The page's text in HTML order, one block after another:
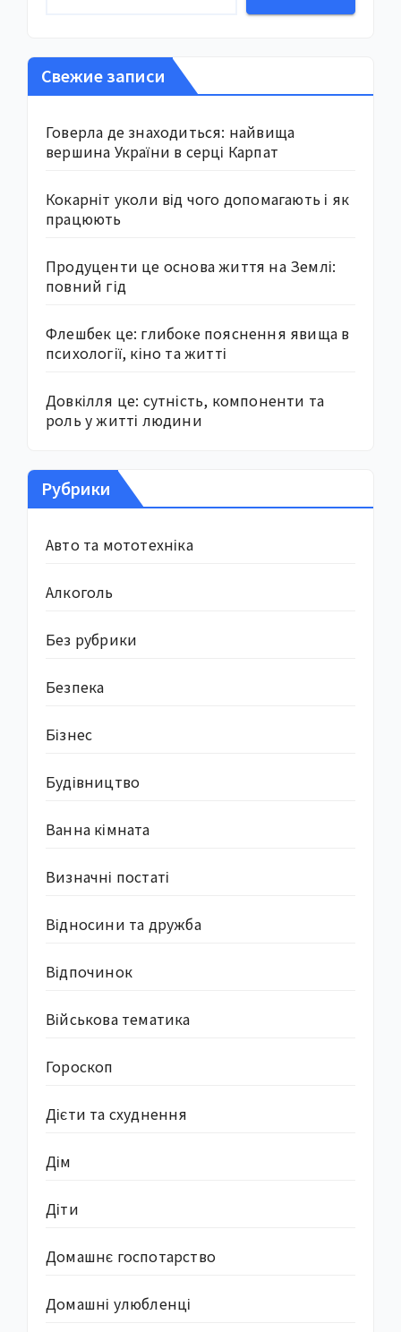
Свежие записи
Говерла де знаходиться: найвища
вершина України в серці Карпат
Кокарніт уколи від чого допомагають і як
працюють
Продуценти це основа життя на Землі:
повний гід
Флешбек це: глибоке пояснення явища в
психології, кіно та житті
Довкілля це: сутність, компоненти та
роль у житті людини
Рубрики
Авто та мототехніка
Алкоголь
Без рубрики
Безпека
Бізнес
Будівництво
Ванна кімната
Визначні постаті
Відносини та дружба
Відпочинок
Військова тематика
Гороскоп
Дієти та схуднення
Дім
Діти
Домашнє госпотарство
Домашні улюбленці